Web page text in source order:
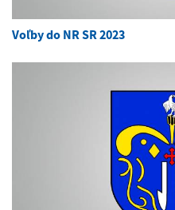
Voľby do NR SR 2023